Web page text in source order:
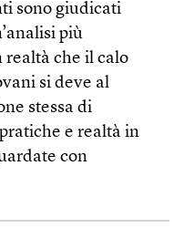
sono giudicati
più
che il calo
si deve al
stessa di
e realtà in
con